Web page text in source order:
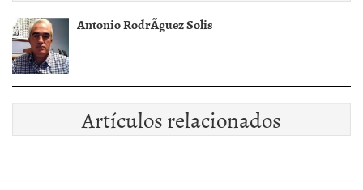
Antonio RodrÃ­guez Solis
Artículos relacionados